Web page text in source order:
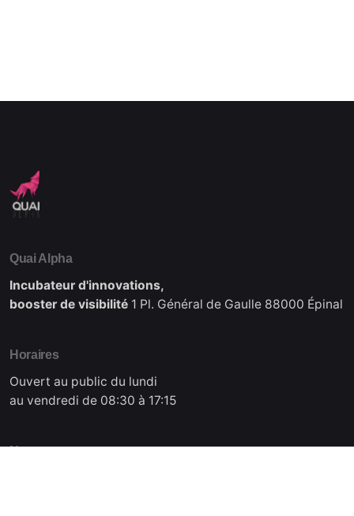
Quai Alpha
Incubateur d'innovations,
booster de visibilité 1 Pl. Général de Gaulle 88000 Épinal
Horaires
Ouvert au public du lundi
au vendredi de 08:30 à 17:15
Nous contacter